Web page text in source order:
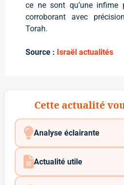
ce ne sont qu’une infime
corroborant avec
Torah.
Source : Israël actualités
Cette actualité
Analyse éclairante
Actualité utile